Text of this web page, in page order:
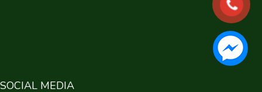
SOCIAL MEDIA